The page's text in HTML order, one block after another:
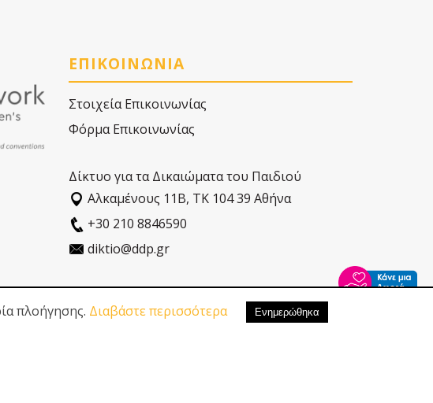
ΕΠΙΚΟΙΝΩΝΙΑ
Στοιχεία Επικοινωνίας
Φόρμα Επικοινωνίας
Δίκτυο για τα Δικαιώματα του Παιδιού
Αλκαµένους 11Β, ΤΚ 104 39 Αθήνα
+30 210 8846590
diktio@ddp.gr
πλοήγησης. Διαβάστε περισσότερα